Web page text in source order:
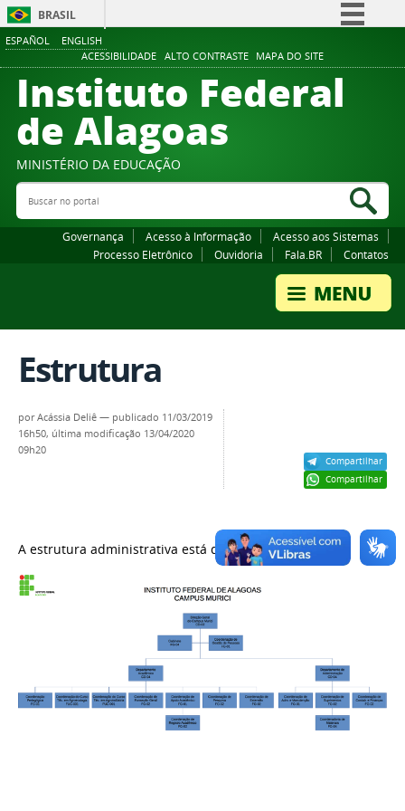
ESPAÑOL ENGLISH
ACESSIBILIDADE ALTO CONTRASTE MAPA DO SITE
BRASIL
Comunica BR
Participe
Canais
Instituto Federal
de Alagoas
MINISTÉRIO DA EDUCAÇÃO
Buscar no portal
Governança Acesso à Informação
Acesso aos Sistemas
Processo Eletrônico
Ouvidoria Fala.BR Contatos
Estrutura
Compartilhar
Compartilhar
porAcássia Deliê — publicado 11/03/2019
16h50, última modificação 13/04/2020
09h20
A estrutura administrativa está distribuída assim: